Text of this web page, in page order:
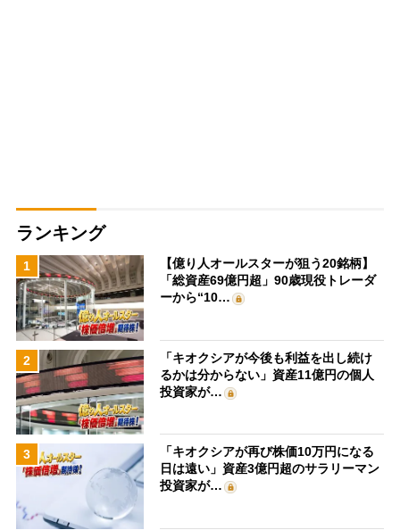
ランキング
1
【億り人オールスターが狙う20銘柄】
「総資産69億円超」90歳現役トレーダ
ーから“10…
2
「キオクシアが今後も利益を出し続け
るかは分からない」資産11億円の個人
投資家が…
3
「キオクシアが再び株価10万円になる
日は遠い」資産3億円超のサラリーマン
投資家が…